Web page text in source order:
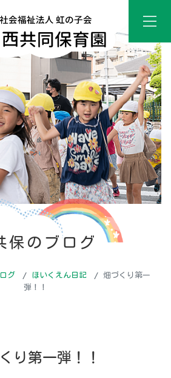
保のブログ
グ ほいくえん日記
畑づくり第一
弾！！
り第一弾！！